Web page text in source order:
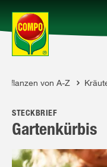
Produkte
Ratgeber
Themenwelten
Pflanzen von A-Z
STECKBRIEF
Gartenkürbis